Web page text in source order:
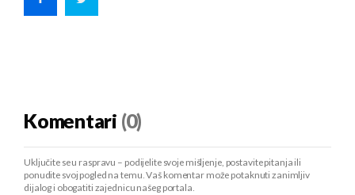
Komentari (0)
Uključite se u raspravu – podijelite svoje mišljenje, postavite pitanja ili
ponudite svoj pogled na temu. Vaš komentar može potaknuti zanimljiv
dijalog i obogatiti zajednicu našeg portala.